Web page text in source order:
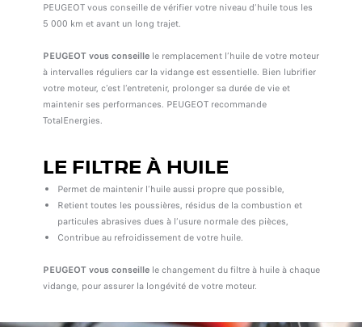
PEUGEOT vous conseille de vérifier votre niveau d’huile tous les
5 000 km et avant un long trajet.
PEUGEOT vous conseillele remplacement l’huile de votre moteur
à intervalles réguliers car la vidange est essentielle. Bien lubrifier
votre moteur, c’est l’entretenir, prolonger sa durée de vie et
maintenir ses performances. PEUGEOT recommande
TotalEnergies.
LE FILTRE À HUILE
Permet de maintenir l’huile aussi propre que possible,
Retient toutes les poussières, résidus de la combustion et
particules abrasives dues à l’usure normale des pièces,
Contribue au refroidissement de votre huile.
PEUGEOT vous conseillele changement du filtre à huile à chaque
vidange, pour assurer la longévité de votre moteur.